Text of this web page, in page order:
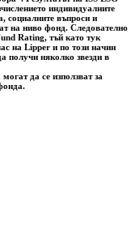
индивидуалните
социалните въпроси и
на ниво фонд. Следователно
Rating, тъй като тук
на Lipper и по този начин
получи няколко звезди в
да се използват за